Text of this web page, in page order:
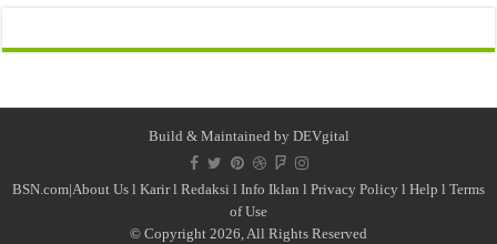
Build & Maintained by DEVgital
BSN.com|About Us l Karirl Redaksi l Info Iklan l Privacy Policy l Help l Terms
of Use
© Copyright 2026, All Rights Reserved